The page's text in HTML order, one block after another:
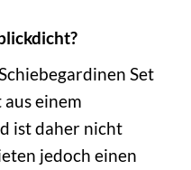
Set
aus einem
ist daher nicht
jedoch einen